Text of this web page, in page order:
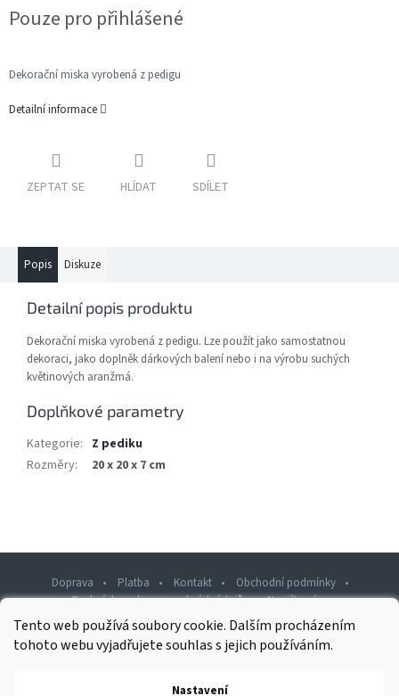
Tento web používá soubory cookie. Dalším procházením
tohoto webu vyjadřujete souhlas s jejich používáním.
Nastavení
Pouze pro přihlášené
Dekorační miska vyrobená z pedigu
Detailní informace
ZEPTAT SE HLÍDAT SDÍLET
Popis Diskuze
Detailní popis produktu
Dekorační miska vyrobená z pedigu. Lze použít jako samostatnou
dekoraci, jako doplněk dárkových balení nebo i na výrobu suchých
květinových aranžmá.
Doplňkové parametry
Kategorie: Z pediku
Rozměry: 20 x 20 x 7 cm
Doprava Platba Kontakt
Obchodní podmínky
Podmínky ochrany osobních údajů
Napište nám